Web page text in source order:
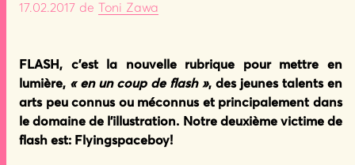
17.02.2017 de Toni Zawa
FLASH, c’est la nouvelle rubrique pour mettre en
lumière, « en un coup de flash », des jeunes talents en
arts peu connus ou méconnus et principalement dans
le domaine de l’illustration. Notre deuxième victime de
flash est: Flyingspaceboy!